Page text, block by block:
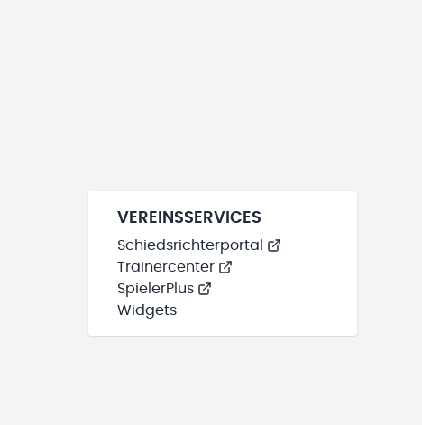
VEREINSSERVICES
Schiedsrichterportal
Trainercenter
SpielerPlus
Widgets